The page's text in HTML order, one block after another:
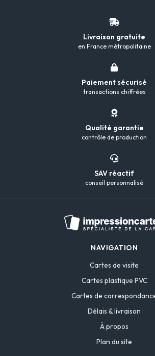
Livraison gratuite
en France métropolitaine
Paiement sécurisé
transactions chiffrées
Qualité garantie
contrôle de production
SAV réactif
conseil personnalisé
NAVIGATION
Cartes de visite
Cartes plastique PVC
Cartes de
Délais & livraison
À propos
Plan du site